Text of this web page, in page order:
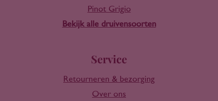
Pinot Grigio
Bekijk alle druivensoorten
Service
Retourneren & bezorging
Over ons